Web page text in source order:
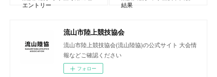
エントリー
結果
流山市陸上競技協会
流山市陸上競技協会(流山陸協)の公式サイト 大会情
報などご確認ください
フォロー